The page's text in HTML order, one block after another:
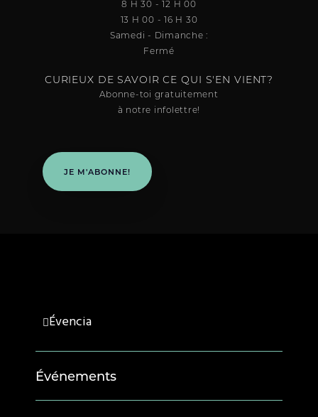
8 H 30 - 12 H 00
13 H 00 - 16 H 30
Samedi - Dimanche :
Fermé
CURIEUX DE SAVOIR CE QUI S'EN VIENT?
Abonne-toi gratuitement
à notre infolettre!
JE M'ABONNE!
Évencia
Événements